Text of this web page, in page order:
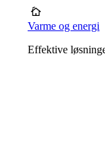
Varme og energi
Effektive